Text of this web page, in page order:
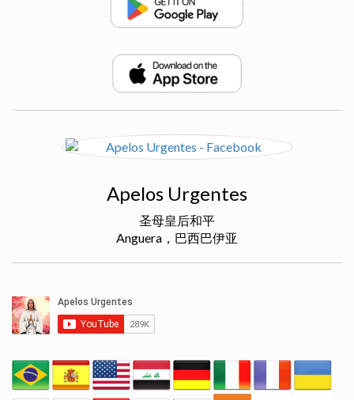
Apelos Urgentes
圣母皇后和平
Anguera，巴西巴伊亚